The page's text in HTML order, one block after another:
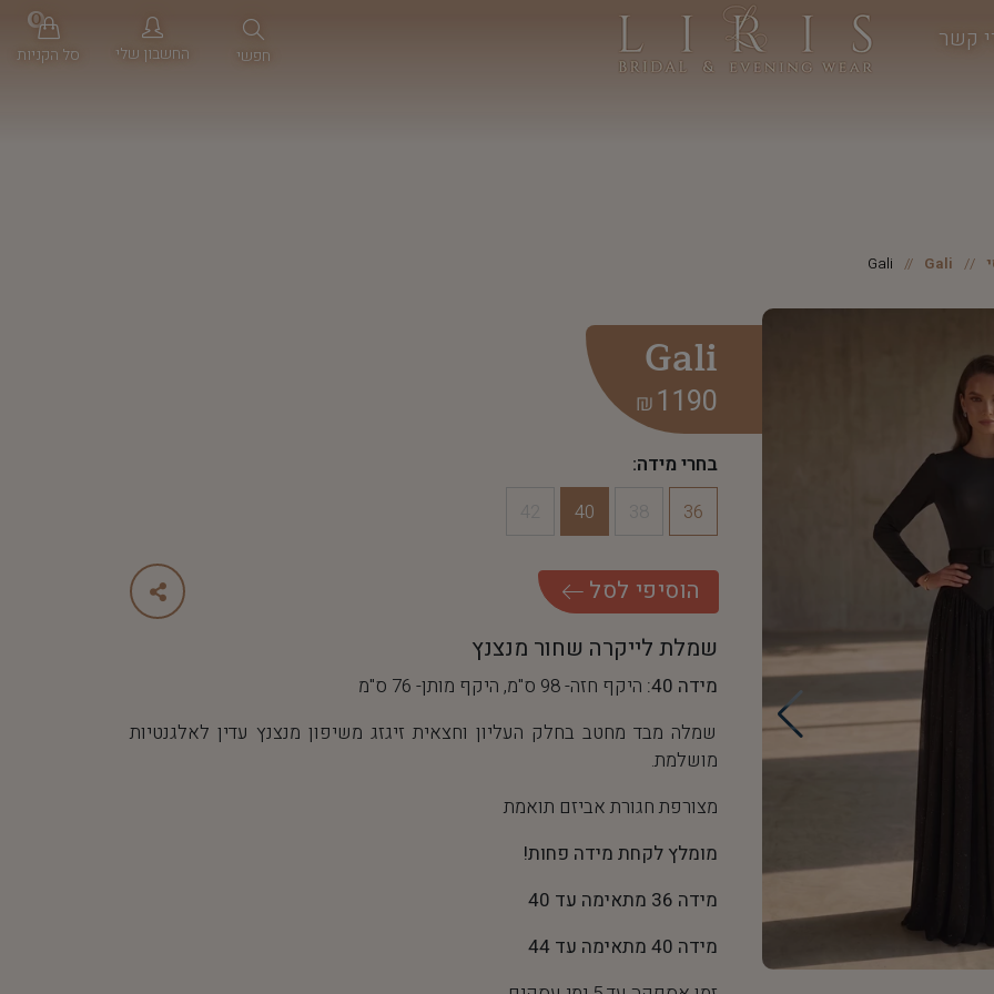
קשר
חפשי החשבון שלי סל הקניות
0
Gali
Gali
Gali
1190
₪
בחרי מידה:
36
40
הוסיפי לסל
שמלת לייקרה שחור מנצנץ
מידה 40:
היקף חזה- 98 ס"מ, היקף מותן- 76 ס"מ
שמלה מבד מחטב בחלק העליון וחצאית זיגזג משיפון מנצנץ עדין לאלגנטיות
מושלמת.
מצורפת חגורת אביזם תואמת
מומלץ לקחת מידה פחות!
מידה 36 מתאימה עד 40
מידה 40 מתאימה עד 44